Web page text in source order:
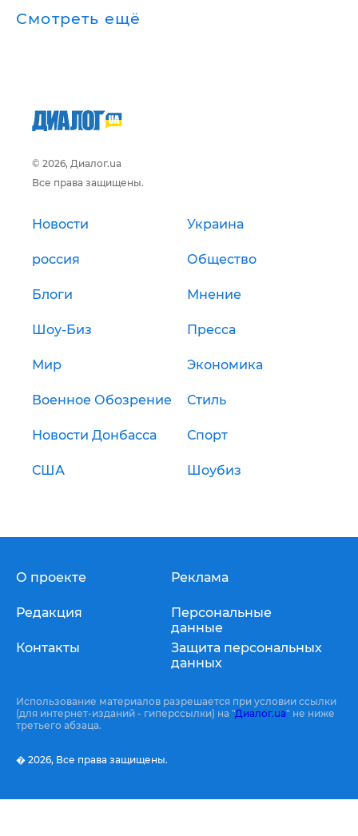
Смотреть ещё
© 2026, Диалог.ua
Все права защищены.
Новости Украина
россия Общество
Блоги Мнение
Шоу-Биз Пресса
Мир Экономика
Военное Обозрение Стиль
Новости Донбасса Спорт
США Шоубиз
О проекте
Редакция
Контакты
Реклама
Персональные
данные
Защита персональных
данных
Использование материалов разрешается при условии ссылки
(для интернет-изданий - гиперссылки) на "Диалог.ua" не ниже
третьего абзаца.
� 2026, Все права защищены.